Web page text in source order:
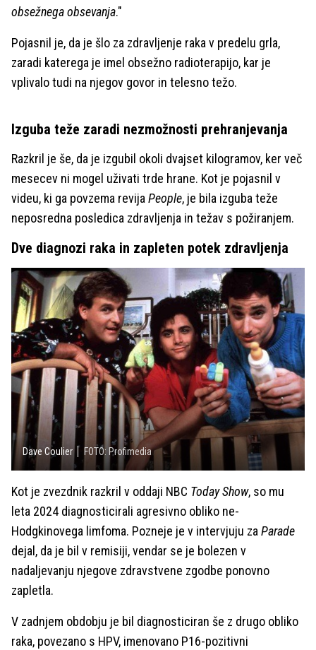
obsežnega obsevanja."
Pojasnil je, da je šlo za zdravljenje raka v predelu grla,
zaradi katerega je imel obsežno radioterapijo, kar je
vplivalo tudi na njegov govor in telesno težo.
Izguba teže zaradi nezmožnosti prehranjevanja
Razkril je še, da je izgubil okoli dvajset kilogramov, ker več
mesecev ni mogel uživati trde hrane. Kot je pojasnil v
videu, ki ga povzema revija People, je bila izguba teže
neposredna posledica zdravljenja in težav s požiranjem.
Dve diagnozi raka in zapleten potek zdravljenja
Dave Coulier FOTO: Profimedia
Kot je zvezdnik razkril v oddaji NBC Today Show, so mu
leta 2024 diagnosticirali agresivno obliko ne-
Hodgkinovega limfoma. Pozneje je v intervjuju za Parade
dejal, da je bil v remisiji, vendar se je bolezen v
nadaljevanju njegove zdravstvene zgodbe ponovno
zapletla.
V zadnjem obdobju je bil diagnosticiran še z drugo obliko
raka, povezano s HPV, imenovano P16-pozitivni